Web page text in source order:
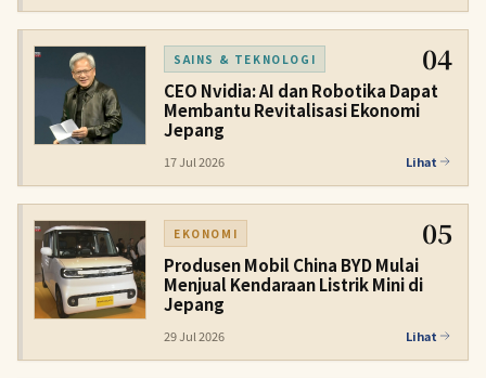
SAINS & TEKNOLOGI 04
CEO Nvidia: AI dan Robotika Dapat
Membantu Revitalisasi Ekonomi
Jepang
17 Jul 2026 Lihat
EKONOMI 05
Produsen Mobil China BYD Mulai
Menjual Kendaraan Listrik Mini di
Jepang
29 Jul 2026 Lihat